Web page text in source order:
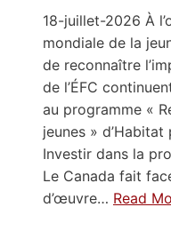
18-juillet-2026 À
mondiale de la
de reconnaître
de l’ÉFC
au programme «
jeunes » d’Habitat
Investir dans la
Le Canada fait
d’œuvre… Read